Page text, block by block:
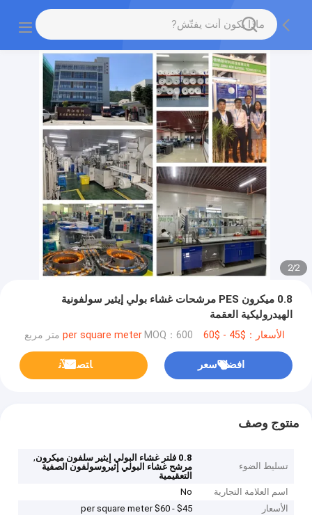
2
/
2
0.8 ميكرون PES مرشحات غشاء بولي إيثير سولفونية
الهيدروليكية العقمة
الأسعار：$45 - $60 per square meter MOQ：600 متر مربع
افضل سعر ﺎﺘﺼﻟ ﺍﻶﻧ
منتوج وصف
تسليط الضوء
0.8 فلتر غشاء البولي إيثير سلفون ميكرون
,
مرشح غشاء البولي إثيروسولفون الصفية
التعقيمية
اسم العلامة التجارية
No
الأسعار
$45 - $60 per square meter